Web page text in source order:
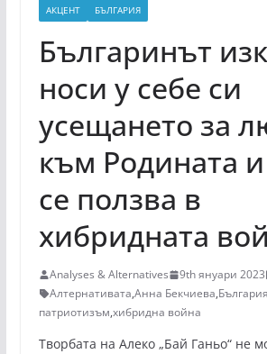
АКЦЕНТ БЪЛГАРИЯ
Българинът
носи у себе си
усещането за
към Родината
се ползва в
хибридната
Analyses & Alternatives 9th януари 2023
Алтернативата,Анна Бекчиева,България
патриотизъм,хибридна война
Творбата на Алеко „Бай Ганьо“ не